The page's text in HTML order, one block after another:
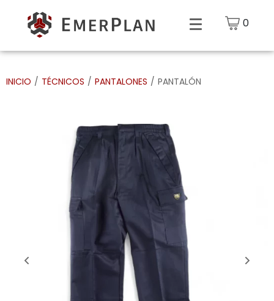
0
INICIO / TÉCNICOS / PANTALONES / PANTALÓN